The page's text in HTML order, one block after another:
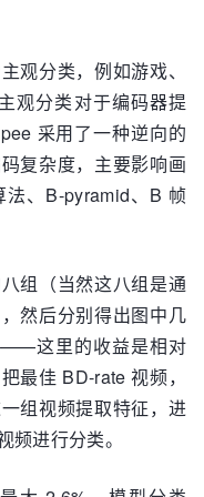
观分类，例如游戏、
观分类对于编码器提
采用了一种逆向的
复杂度，主要影响画
、B-pyramid、B 帧
组（当然这八组是通
然后分别得出图中几
——这里的收益是相对
最佳 BD-rate 视频，
组视频提取特征，进
进行分类。